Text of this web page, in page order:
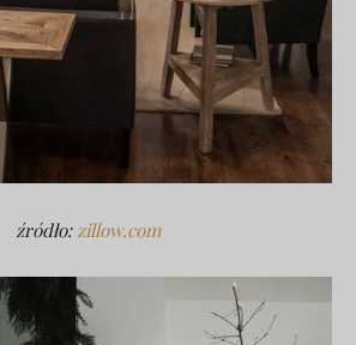
źródło: zillow.com